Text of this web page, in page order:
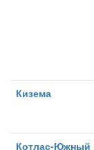
Кизема
Котлас-Южный